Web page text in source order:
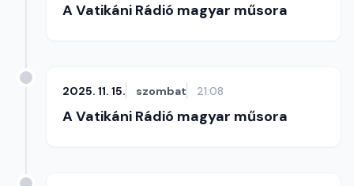
A Vatikáni Rádió magyar műsora
2025. 11. 15. szombat 21:08
A Vatikáni Rádió magyar műsora